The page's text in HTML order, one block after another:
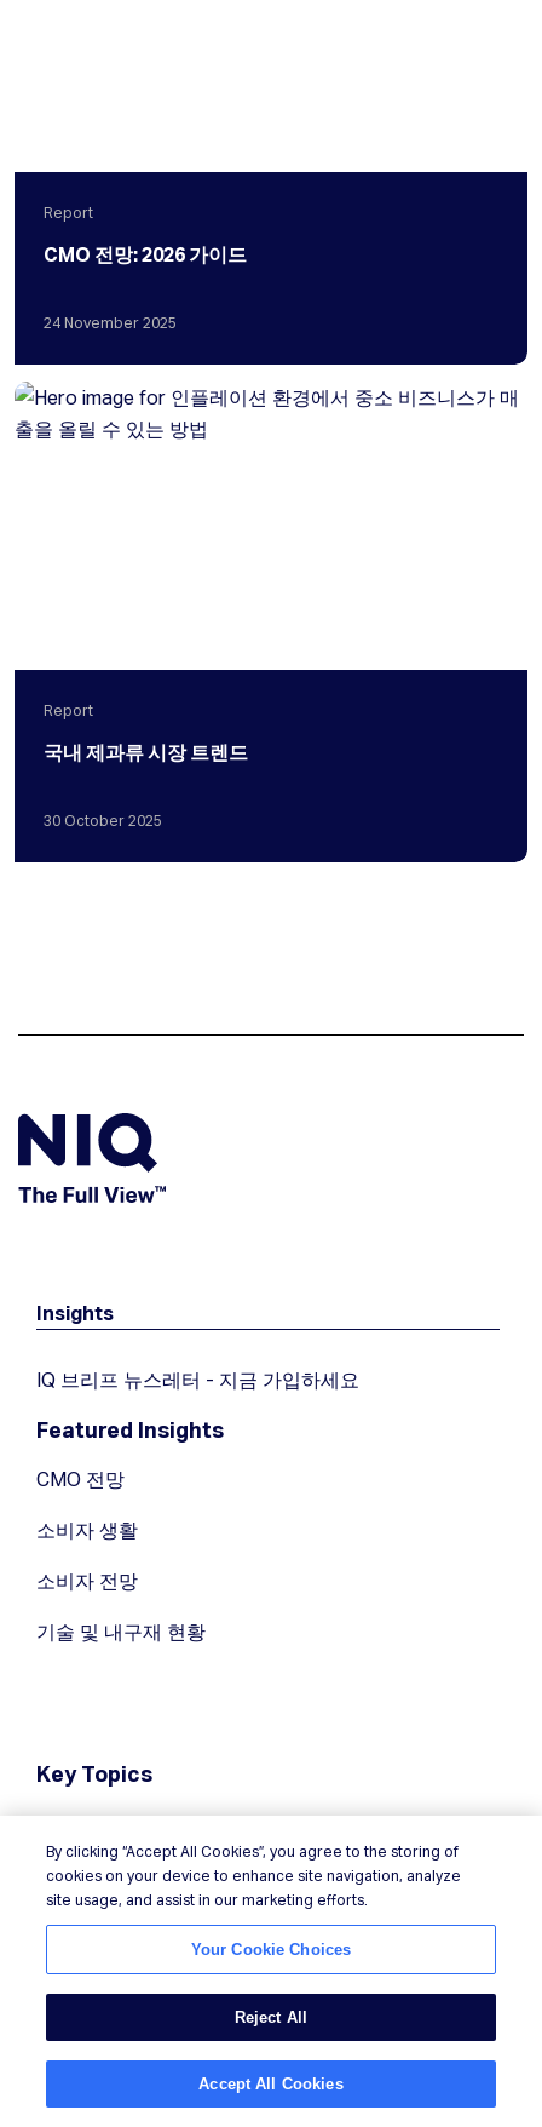
Report
CMO 전망: 2026 가이드
24 November 2025
Report
국내 제과류 시장 트렌드
30 October 2025
Insights
IQ 브리프 뉴스레터 - 지금 가입하세요
Featured Insights
CMO 전망
소비자 생활
소비자 전망
기술 및 내구재 현황
Key Topics
인공지능
브랜드 전략
소비자 행동
데이터 기술
By clicking “Accept All Cookies”, you agree to the storing of
cookies on your device to enhance site navigation, analyze
site usage, and assist in our marketing efforts.
Your Cookie Choices
Reject All
Accept All Cookies